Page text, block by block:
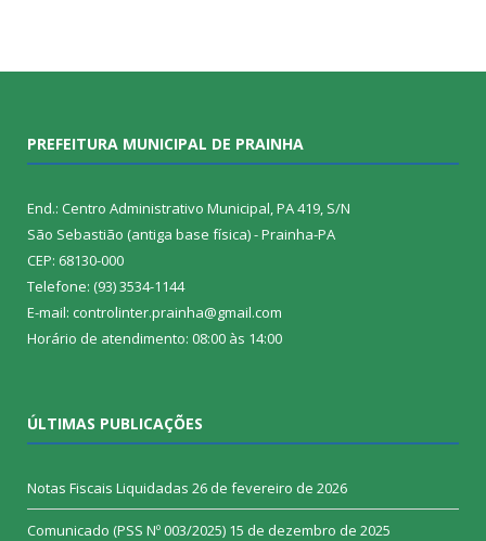
PREFEITURA MUNICIPAL DE PRAINHA
End.: Centro Administrativo Municipal, PA 419, S/N
São Sebastião (antiga base física) - Prainha-PA
CEP: 68130-000
Telefone: (93) 3534-1144
E-mail: controlinter.prainha@gmail.com
Horário de atendimento: 08:00 às 14:00
ÚLTIMAS PUBLICAÇÕES
Notas Fiscais Liquidadas 26 de fevereiro de 2026
Comunicado (PSS Nº 003/2025) 15 de dezembro de 2025